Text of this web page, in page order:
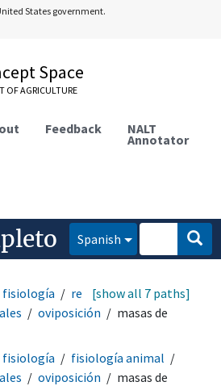
States government.
Space
OF AGRICULTURE
Feedback NALT
Annotator
Spanish
fisiología
reproducción
oviposición
masas de
[show all 7 paths]
fisiología
fisiología animal
oviposición
masas de